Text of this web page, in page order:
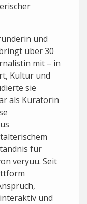
und
über 30
mit – in
Kultur und
sie
als Kuratorin
für
veryuu. Seit
und